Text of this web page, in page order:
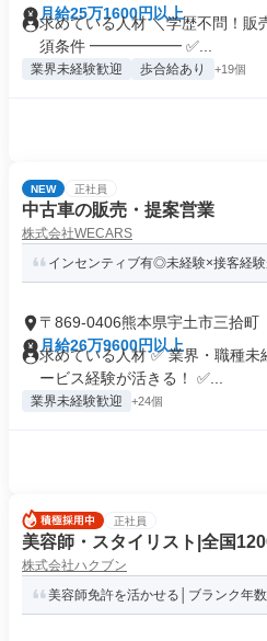
月給25万1600円以上
求めている人材 ＼学歴不問！
須条件 ━━━━━━ ✅...
業界未経験歓迎 歩合給あり +19個
NEW 正社員
中古車の販売・提案営業
株式会社WECARS
インセンティブ有◎未経験×接客経
〒869-0406熊本県宇土市三拾町
月給26万9600円以上
求めている人材 ✅ 業界・職種
ービス経験が活きる！ ✅...
業界未経験歓迎 +24個
正社員
美容師・スタイリスト|全国
株式会社ハクブン
美容師免許を活かせる│ブランク年